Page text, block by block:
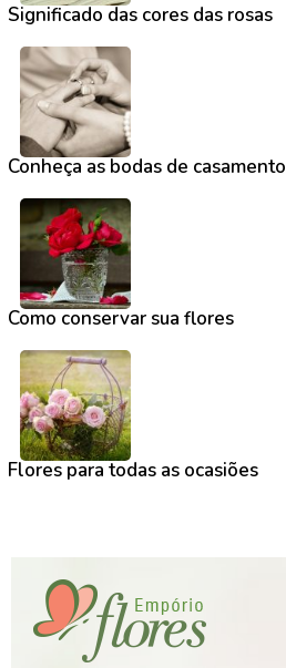
Significado das cores das rosas
Conheça as bodas de casamento
Como conservar sua flores
Flores para todas as ocasiões